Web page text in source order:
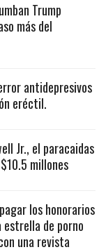
Trump
más del
antidepresivos
eréctil.
Jr., el paracaidas
millones
los honorarios
estrella de porno
una revista